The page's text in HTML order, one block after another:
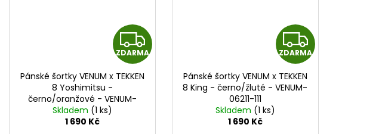
Z
D
ZDARMA
Pánské šortky VENUM x TEKKEN
8 Yoshimitsu -
černo/oranžové - VENUM-
06212-112
Skladem (1 ks)
1 690 Kč
Z
D
ZDARMA
Pánské šortky VENUM x TEKKEN
8 King - černo/žluté - VENUM-
06211-111
Skladem (1 ks)
1 690 Kč